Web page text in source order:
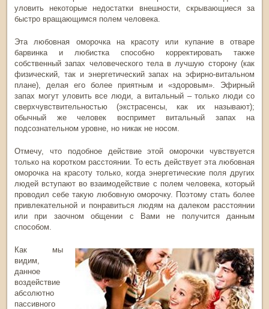
уловить некоторые недостатки внешности, скрывающиеся за
быстро вращающимся полем человека.
Эта любовная оморочка на красоту или купание в отваре
барвинка и любистка способно корректировать также
собственный запах человеческого тела в лучшую сторону (как
физический, так и энергетический запах на эфирно-витальном
плане), делая его более приятным и «здоровым». Эфирный
запах могут уловить все люди, а витальный – только люди со
сверхчувствительностью (экстрасенсы, как их называют);
обычный же человек воспримет витальный запах на
подсознательном уровне, но никак не носом.
Отмечу, что подобное действие этой оморочки чувствуется
только на коротком расстоянии. То есть действует эта любовная
оморочка на красоту только, когда энергетические поля других
людей вступают во взаимодействие с полем человека, который
проводил себе такую любовную оморочку. Поэтому стать более
привлекательной и понравиться людям на далеком расстоянии
или при заочном общении с Вами не получится данным
способом.
Как мы
видим,
данное
воздействие
абсолютно
пассивного